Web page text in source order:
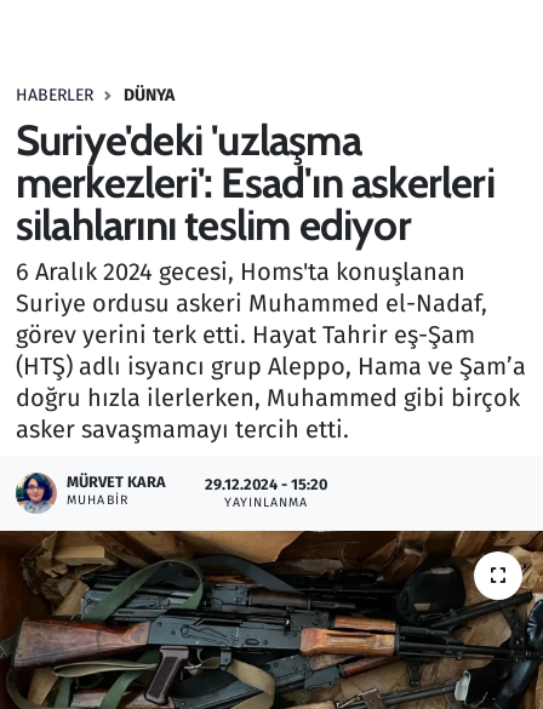
HABERLER DÜNYA
Suriye'deki 'uzlaşma
merkezleri': Esad'ın askerleri
silahlarını teslim ediyor
6 Aralık 2024 gecesi, Homs'ta konuşlanan
Suriye ordusu askeri Muhammed el-Nadaf,
görev yerini terk etti. Hayat Tahrir eş-Şam
(HTŞ) adlı isyancı grup Aleppo, Hama ve Şam’a
doğru hızla ilerlerken, Muhammed gibi birçok
asker savaşmamayı tercih etti.
MÜRVET KARA
MUHABIR
29.12.2024 - 15:20
YAYINLANMA
Haber
Kültür Sanat
Kurumsal Haberler
Lezzet Durağı
Memur ve Kamu
Otomobil
Oyun
Ramazan
Resmi İlanlar
Rüya Tabirleri